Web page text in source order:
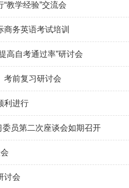
教学经验”交流会
务英语考试培训
高自考通过率”研讨会
考前复习研讨会
利进行
员第二次座谈会如期召开
讨会